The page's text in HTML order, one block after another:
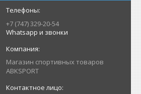
+7 (747) 329-20-54
Whatsapp и звонки
Магазин спортивных товаров
ABKSPORT